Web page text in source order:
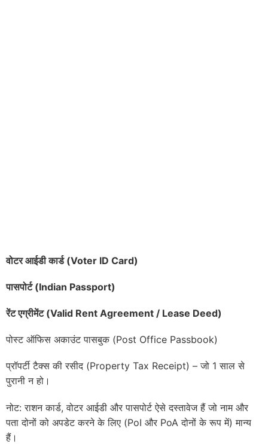
वोटर आईडी कार्ड (Voter ID Card)
पासपोर्ट (Indian Passport)
रेंट एग्रीमेंट (Valid Rent Agreement / Lease Deed)
पोस्ट ऑफिस अकाउंट पासबुक (Post Office Passbook)
प्रॉपर्टी टैक्स की रसीद (Property Tax Receipt) – जो 1 साल से
पुरानी न हो।
नोट: राशन कार्ड, वोटर आईडी और पासपोर्ट ऐसे दस्तावेज हैं जो नाम और
पता दोनों को अपडेट करने के लिए (PoI और PoA दोनों के रूप में) मान्य
हैं।